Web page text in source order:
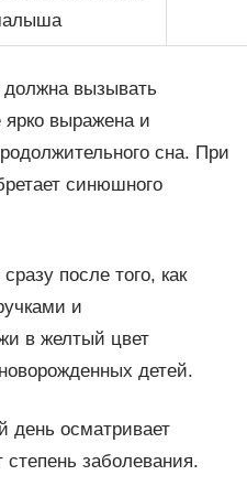
должна вызывать
ярко выражена и
сна. При
синюшного
после того, как
и
в желтый цвет
детей.
день осматривает
заболевания.